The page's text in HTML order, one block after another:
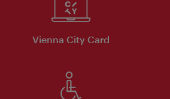
Vienna City Card